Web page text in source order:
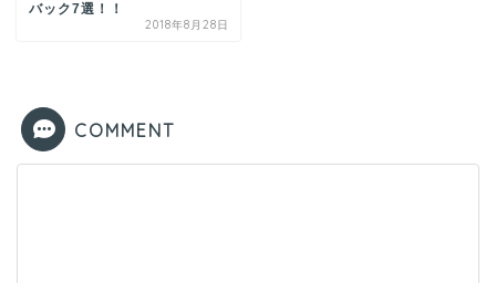
バック7選！！
2018年8月28日
COMMENT